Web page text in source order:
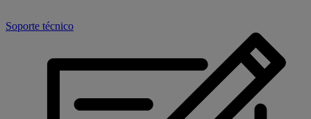
Soporte técnico